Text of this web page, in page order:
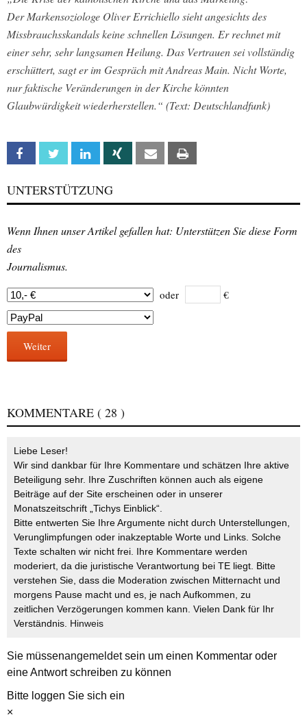
Der Markensoziologe Oliver Errichiello sieht angesichts des
Missbrauchsskandals keine schnellen Lösungen. Er rechnet mit
einer sehr, sehr langsamen Heilung. Das Vertrauen sei vollständig
erschüttert, sagt er im Gespräch mit Andreas Main. Nicht Worte,
nur faktische Veränderungen in der Kirche könnten
Glaubwürdigkeit wiederherstellen.“ (Text: Deutschlandfunk)
Facebook Twitter Linkedin Xing Email
UNTERSTÜTZUNG
Wenn Ihnen unser Artikel gefallen hat: Unterstützen Sie diese Form
des
Journalismus.
oder €
Weiter
KOMMENTARE ( 28 )
Liebe Leser!
Wir sind dankbar für Ihre Kommentare und schätzen Ihre aktive
Beteiligung sehr. Ihre Zuschriften können auch als eigene
Beiträge auf der Site erscheinen oder in unserer
Monatszeitschrift „Tichys Einblick“.
Bitte entwerten Sie Ihre Argumente nicht durch Unterstellungen,
Verunglimpfungen oder inakzeptable Worte und Links. Solche
Texte schalten wir nicht frei. Ihre Kommentare werden
moderiert, da die juristische Verantwortung bei TE liegt. Bitte
verstehen Sie, dass die Moderation zwischen Mitternacht und
morgens Pause macht und es, je nach Aufkommen, zu
zeitlichen Verzögerungen kommen kann. Vielen Dank für Ihr
Verständnis. Hinweis
Sie müssenangemeldetsein um einen Kommentar oder
eine Antwort schreiben zu können
Bitte loggen Sie sich ein
×